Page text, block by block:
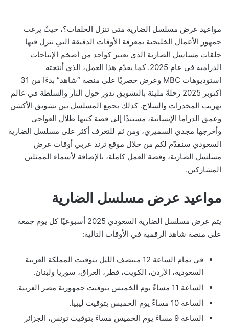
مواعيد عرض مسلسل الضارية متى تنزل الحلقات؟، حيثٌ يرغب
جمهور الأعمال الخليجية بمعرفة الأوقات الدقيقة التي تنزل فيها
حلقات مساسل الضارية الذي يعتبر كواحد من أضخم الإنتاجات
الدرامية في عام 2025. كما يقدّم هذا العمل، الذي أنتجته
استوديوهات MBC وعرض حصريًا على منصة “شاهد” بدءًا من 31
أكتوبر 2025 رحلةً مليئة بالتشويق تدور حول الثأر والسلطة في عالم
تهريب المخدرات والسلاح. كذلك يجمع المسلسل بين تشويق الأكشن
وعمق الدراما الإنسانية، مستندًا إلى قصة كتبها طلال العواجي
وأخرجها مجدي السميري، ومن ثم للتعرف أكثر على مسلسل الضارية
السعودي سنقدّم لكم من خلال موقع ترند عربي أوقات عرض
مسلسل الضارية، وقصة العمل كاملة، بالإضافة لأسماء الممثلين
المشاركين.
مواعيد عرض مسلسل الضارية
يتم عرض مسلسل الضارية السعودي 2025 أسبوعيًا كل يوم جمعة
على منصة شاهد الرقمية في الأوقات التالية:
في تمام الساعة 12 منتصف الليل بتوقيت المملكة العربية
السعودية، الأردن، الكويت، قطر، العراق، سوريا ولبنان.
الساعة 11 مساءً يوم الخميس بتوقيت جمهورية مصر العربية.
الساعة 10 مساءً يوم الخميس بتوقيت ليبيا.
الساعة 9 مساءً يوم الخميس مساءً بتوقيت تونس، الجزائر